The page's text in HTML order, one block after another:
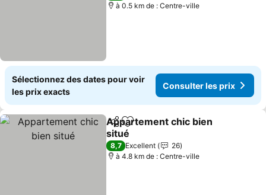
à 0.5 km de : Centre-ville
Sélectionnez des dates pour voir
les prix exacts
Consulter les prix
PartagerAjouter à mes favoris
Appartement chic bien
situé
Consulter les prix
8,7 Excellent
26
à 4.8 km de : Centre-ville